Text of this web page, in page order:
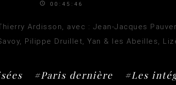
00:45:46
Ardisson, avec : Jean-Jacques
Pilippe Druillet, Yan & les Abeilles,
#Paris dernière #Les